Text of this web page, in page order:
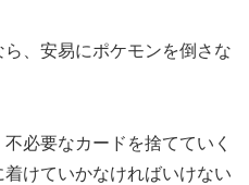
、安易にポケモンを倒さな
必要なカードを捨てていく
けていかなければいけない